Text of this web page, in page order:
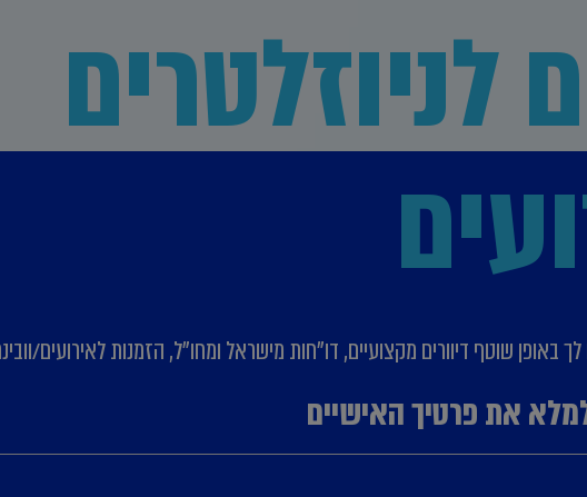
לניוזלטרים
שוטף דיוורים מקצועיים, דו"חות מישראל ומחו"ל, הזמנות לאירועים/
את פרטיך האישיים